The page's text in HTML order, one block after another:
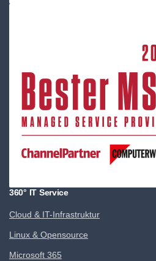
360° IT Service
Cloud & IT-Infrastruktur
Linux & Opensource
Microsoft 365